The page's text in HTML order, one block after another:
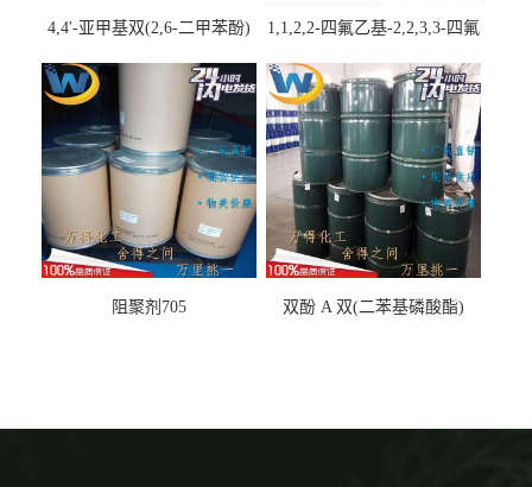
4,4'-亚甲基双(2,6-二甲苯酚)
1,1,2,2-四氟乙基-2,2,3,3-四氟
阻聚剂705 双酚 A 双(二苯基磷酸酯)